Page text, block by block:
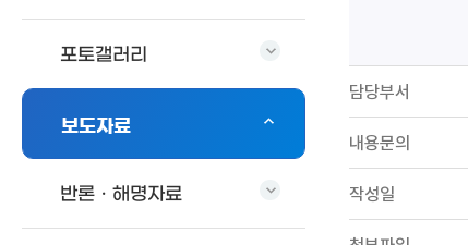
포토갤러리
보도자료
반론ㆍ해명자료
담당부서
내용문의
작성일